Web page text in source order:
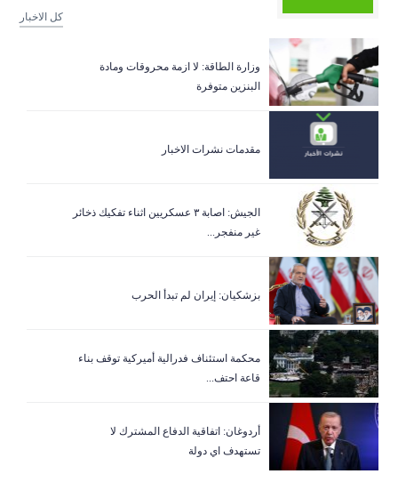
كل الاخبار
وزارة الطاقة: لا ازمة محروقات ومادة
البنزين متوفرة
مقدمات نشرات الاخبار
الجيش: اصابة ٣ عسكريين اثناء تفكيك ذخائر
غير منفجر...
بزشكيان: إيران لم تبدأ الحرب
‏محكمة استئناف فدرالية أميركية توقف بناء
قاعة احتف...
أردوغان: اتفاقية الدفاع المشترك لا
تستهدف اي دولة